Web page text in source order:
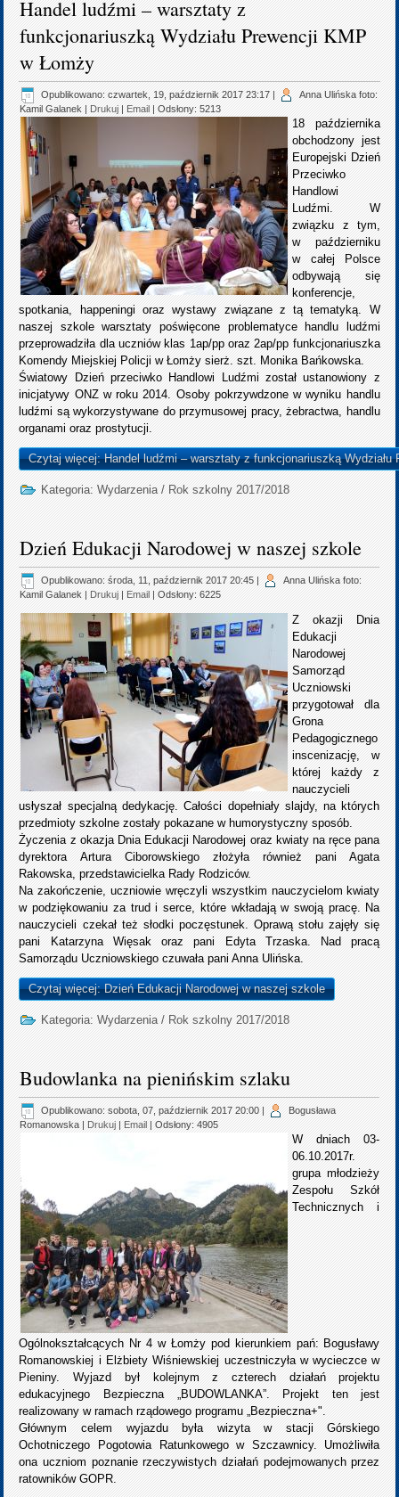
Handel ludźmi – warsztaty z
funkcjonariuszką Wydziału Prewencji KMP
w Łomży
Opublikowano: czwartek, 19, październik 2017 23:17
Anna Ulińska foto:
Kamil Galanek
Drukuj Email | Odsłony: 5213
18 października
obchodzony jest
Europejski Dzień
Przeciwko
Handlowi
Ludźmi. W
związku z tym,
w październiku
w całej Polsce
odbywają się
konferencje,
spotkania, happeningi oraz wystawy związane z tą tematyką. W
naszej szkole warsztaty poświęcone problematyce handlu ludźmi
przeprowadziła dla uczniów klas 1ap/pp oraz 2ap/pp funkcjonariuszka
Komendy Miejskiej Policji w Łomży sierż. szt. Monika Bańkowska.
Światowy Dzień przeciwko Handlowi Ludźmi został ustanowiony z
inicjatywy ONZ w roku 2014. Osoby pokrzywdzone w wyniku handlu
ludźmi są wykorzystywane do przymusowej pracy, żebractwa, handlu
organami oraz prostytucji.
Czytaj więcej: Handel ludźmi – warsztaty z funkcjonariuszką Wydziału
Kategoria:Wydarzenia / Rok szkolny 2017/2018
Dzień Edukacji Narodowej w naszej szkole
Opublikowano: środa, 11, październik 2017 20:45
Anna Ulińska foto:
Kamil Galanek
Drukuj Email | Odsłony: 6225
Z okazji Dnia
Edukacji
Narodowej
Samorząd
Uczniowski
przygotował dla
Grona
Pedagogicznego
inscenizację, w
której każdy z
nauczycieli
usłyszał specjalną dedykację. Całości dopełniały slajdy, na których
przedmioty szkolne zostały pokazane w humorystyczny sposób.
Życzenia z okazja Dnia Edukacji Narodowej oraz kwiaty na ręce pana
dyrektora Artura Ciborowskiego złożyła również pani Agata
Rakowska, przedstawicielka Rady Rodziców.
Na zakończenie, uczniowie wręczyli wszystkim nauczycielom kwiaty
w podziękowaniu za trud i serce, które wkładają w swoją pracę. Na
nauczycieli czekał też słodki poczęstunek. Oprawą stołu zajęły się
pani Katarzyna Więsak oraz pani Edyta Trzaska. Nad pracą
Samorządu Uczniowskiego czuwała pani Anna Ulińska.
Czytaj więcej: Dzień Edukacji Narodowej w naszej szkole
Kategoria:Wydarzenia / Rok szkolny 2017/2018
Budowlanka na pienińskim szlaku
Opublikowano: sobota, 07, październik 2017 20:00
Bogusława
Romanowska
Drukuj Email | Odsłony: 4905
W dniach 03-
06.10.2017r.
grupa młodzieży
Zespołu Szkół
Technicznych i
Ogólnokształcących Nr 4 w Łomży pod kierunkiem pań: Bogusławy
Romanowskiej i Elżbiety Wiśniewskiej uczestniczyła w wycieczce w
Pieniny. Wyjazd był kolejnym z czterech działań projektu
edukacyjnego Bezpieczna „BUDOWLANKA”. Projekt ten jest
realizowany w ramach rządowego programu „Bezpieczna+".
Głównym celem wyjazdu była wizyta w stacji Górskiego
Ochotniczego Pogotowia Ratunkowego w Szczawnicy. Umożliwiła
ona uczniom poznanie rzeczywistych działań podejmowanych przez
ratowników GOPR.